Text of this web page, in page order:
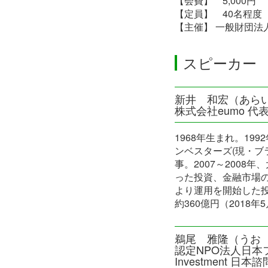
【定員】 40名程度
【主催】 一般財団
スピーカー
新井 和宏（あら
株式会社eumo 代
1968年生まれ。
ンベスターズ(現・
事。2007～2008年
った投資、金融市場
より運用を開始した
約360億円（2018年
鵜尾 雅隆（うお
認定NPO法人日
Investment 日本諮